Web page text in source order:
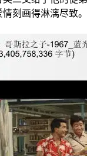
刻画得淋漓尽致。